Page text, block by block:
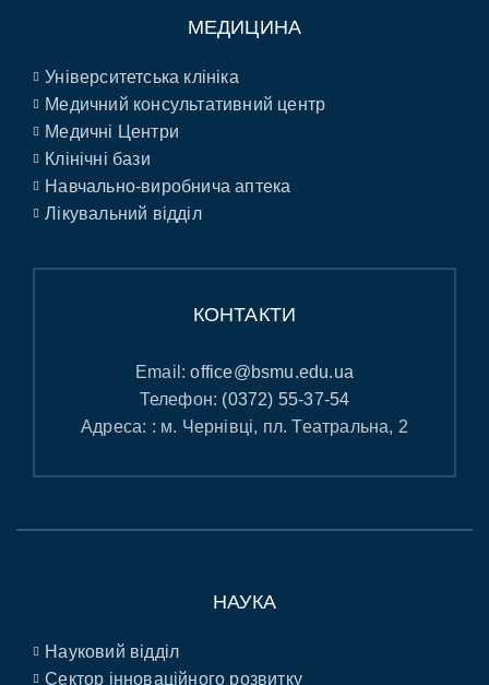
МЕДИЦИНА
Університетська клініка
Медичний консультативний центр
Медичні Центри
Клінічні бази
Навчально-виробнича аптека
Лікувальний відділ
КОНТАКТИ
Email:office@bsmu.edu.ua
Телефон: (0372) 55-37-54
Адреса: : м. Чернівці, пл. Театральна, 2
НАУКА
Науковий відділ
Сектор інноваційного розвитку